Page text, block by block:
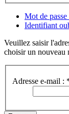
Mot de
Identifiant
Veuillez saisir
choisir un nouveau
Adresse e-mail :